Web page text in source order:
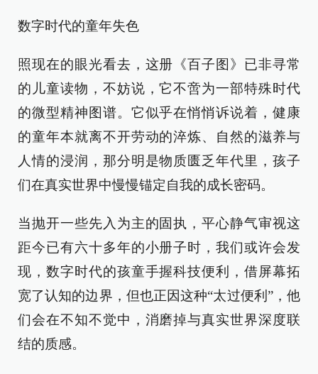
数字时代的童年失色
照现在的眼光看去，这册《百子图》已非寻常
的儿童读物，不妨说，它不啻为一部特殊时代
的微型精神图谱。它似乎在悄悄诉说着，健康
的童年本就离不开劳动的淬炼、自然的滋养与
人情的浸润，那分明是物质匮乏年代里，孩子
们在真实世界中慢慢锚定自我的成长密码。
当抛开一些先入为主的固执，平心静气审视这
距今已有六十多年的小册子时，我们或许会发
现，数字时代的孩童手握科技便利，借屏幕拓
宽了认知的边界，但也正因这种“太过便利”，他
们会在不知不觉中，消磨掉与真实世界深度联
结的质感。